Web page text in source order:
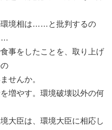
環境相は……と批判するの
事をしたことを、取り上げ
せんか。
増やす。環境破壊以外の何
大臣は、環境大臣に相応し